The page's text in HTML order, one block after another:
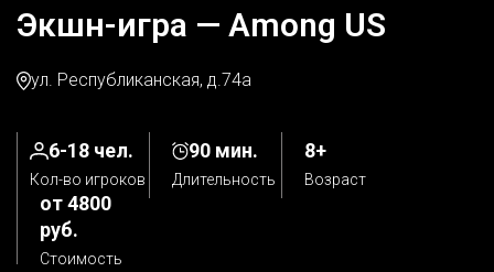
Экшн-игра — Among US
ул. Республиканская, д.74а
6-18 чел.
Кол-во игроков
90 мин.
Длительность
8+
Возраст
от 4800
руб.
Стоимость